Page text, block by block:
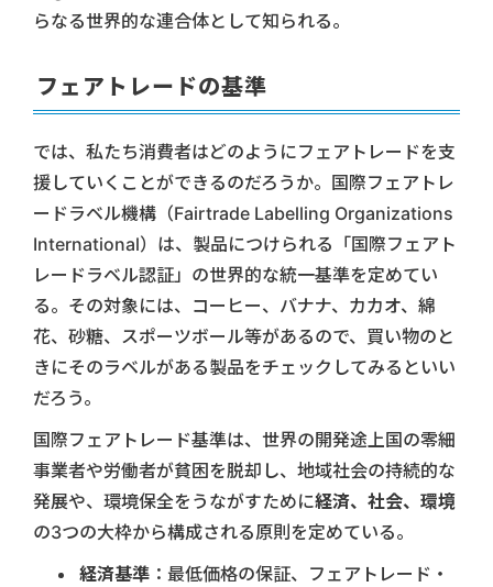
らなる世界的な連合体として知られる。
フェアトレードの基準
では、私たち消費者はどのようにフェアトレードを支
援していくことができるのだろうか。国際フェアトレ
ードラベル機構（Fairtrade Labelling Organizations
International）は、製品につけられる「国際フェアト
レードラベル認証」の世界的な統一基準を定めてい
る。その対象には、コーヒー、バナナ、カカオ、綿
花、砂糖、スポーツボール等があるので、買い物のと
きにそのラベルがある製品をチェックしてみるといい
だろう。
国際フェアトレード基準は、世界の開発途上国の零細
事業者や労働者が貧困を脱却し、地域社会の持続的な
発展や、環境保全をうながすために経済、社会、環境
の3つの大枠から構成される原則を定めている。
経済基準 ：最低価格の保証、フェアトレード・